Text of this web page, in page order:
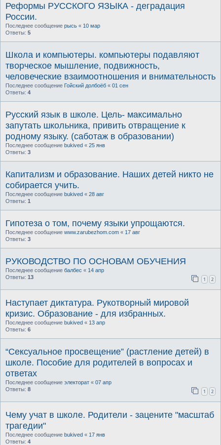
Реформы РУССКОГО ЯЗЫКА - деградация
России.
Последнее сообщение рысь « 10 мар
Ответы: 5
Школа и компьютеры. компьютеры подавляют
творческое мышление, подвижность,
человеческие взаимоотношения и внимательность
Последнее сообщение Гойский долбоёб « 01 сен
Ответы: 4
Русский язык в школе. Цель- максимально
запутать школьника, привить отвращение к
родному языку. (саботаж в образовании)
Последнее сообщение bukived « 25 янв
Ответы: 3
Капитализм и образование. Наших детей никто не
собирается учить.
Последнее сообщение bukived « 28 авг
Ответы: 1
Гипотеза о том, почему языки упрощаются.
Последнее сообщение www.zarubezhom.com « 17 авг
Ответы: 3
РУКОВОДСТВО ПО ОСНОВАМ ОБУЧЕНИЯ
Последнее сообщение балбес « 14 апр
Ответы: 13 1 2
Наступает диктатура. Рукотворный мировой
кризис. Образование - для избранных.
Последнее сообщение bukived « 13 апр
Ответы: 6
“Сексуальное просвещение” (растление детей) в
школе. Пособие для родителей в вопросах и
ответах
Последнее сообщение электорат « 07 апр
Ответы: 8 1 2
Чему учат в школе. Родители - зацените "масштаб
трагедии"
Последнее сообщение bukived « 17 янв
Ответы: 4